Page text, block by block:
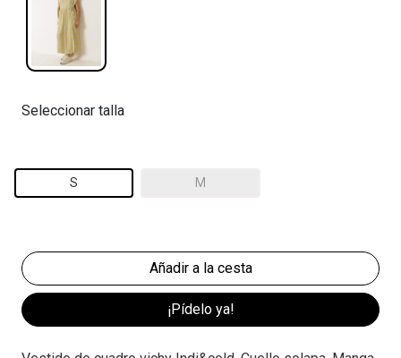
Seleccionar talla
S M
¡Pídelo ya!